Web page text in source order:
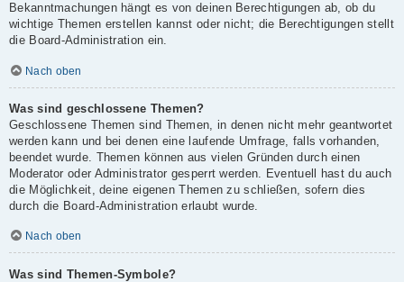
Bekanntmachungen hängt es von deinen Berechtigungen ab, ob du
wichtige Themen erstellen kannst oder nicht; die Berechtigungen stellt
die Board-Administration ein.
Nach oben
Was sind geschlossene Themen?
Geschlossene Themen sind Themen, in denen nicht mehr geantwortet
werden kann und bei denen eine laufende Umfrage, falls vorhanden,
beendet wurde. Themen können aus vielen Gründen durch einen
Moderator oder Administrator gesperrt werden. Eventuell hast du auch
die Möglichkeit, deine eigenen Themen zu schließen, sofern dies
durch die Board-Administration erlaubt wurde.
Nach oben
Was sind Themen-Symbole?